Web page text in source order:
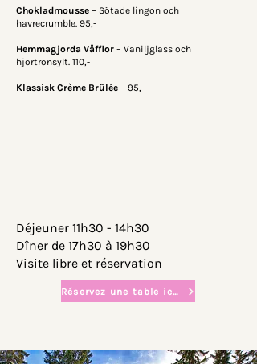
Chokladmousse – Sötade lingon och
havrecrumble. 95,-
Hemmagjorda Våfflor – Vaniljglass och
hjortronsylt. 110,-
Klassisk Crème Brûlée – 95,-
Déjeuner 11h30 - 14h30
Dîner de 17h30 à 19h30
Visite libre et réservation
Réservez une table ici !